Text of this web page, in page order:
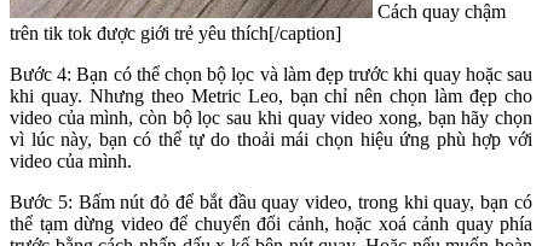
Cách quay chậm
trên tik tok được giới trẻ yêu thích[/caption]
Bước 4: Bạn có thể chọn bộ lọc và làm đẹp trước khi quay hoặc sau
khi quay. Nhưng theo Metric Leo, bạn chỉ nên chọn làm đẹp cho
video của mình, còn bộ lọc sau khi quay video xong, bạn hãy chọn
vì lúc này, bạn có thể tự do thoải mái chọn hiệu ứng phù hợp với
video của mình.
Bước 5: Bấm nút đỏ để bắt đầu quay video, trong khi quay, bạn có
thể tạm dừng video để chuyển đổi cảnh, hoặc xoá cảnh quay phía